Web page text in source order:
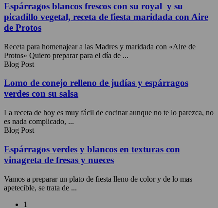
Espárragos blancos frescos con su royal y su
picadillo vegetal, receta de fiesta maridada con Aire
de Protos
Receta para homenajear a las Madres y maridada con «Aire de
Protos» Quiero preparar para el día de ...
Blog Post
Lomo de conejo relleno de judías y espárragos
verdes con su salsa
La receta de hoy es muy fácil de cocinar aunque no te lo parezca, no
es nada complicado, ...
Blog Post
Espárragos verdes y blancos en texturas con
vinagreta de fresas y nueces
Vamos a preparar un plato de fiesta lleno de color y de lo mas
apetecible, se trata de ...
1